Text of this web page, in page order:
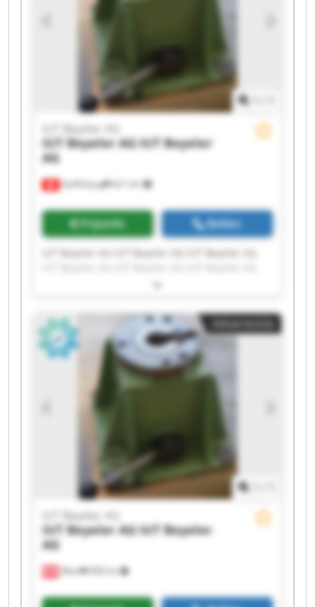
Steffisburg 621 km
IUT Beyeler AG
IUT Beyeler AGIUT Beyeler
AG
Prijsinfo Bellen
IUT Beyeler AG IUT Beyeler AG IUT Beyeler AG
IUT Beyeler AG IUT Beyeler AG IUT Beyeler AG
IUT Beyeler AG IUT Beyeler AG IUT Beyeler AG
IUT Beyeler AG IUT Beyeler AG
Wien 898 km
IUT Beyeler AG
IUT Beyeler AGIUT Beyeler
AG